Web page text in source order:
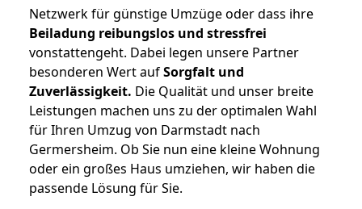
Netzwerk für günstige Umzüge oder dass ihre
Beiladung reibungslos und stressfrei
vonstattengeht. Dabei legen unsere Partner
besonderen Wert aufSorgfalt und
Zuverlässigkeit. Die Qualität und unser breite
Leistungen machen uns zu der optimalen Wahl
für Ihren Umzug von Darmstadt nach
Germersheim. Ob Sie nun eine kleine Wohnung
oder ein großes Haus umziehen, wir haben die
passende Lösung für Sie.